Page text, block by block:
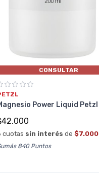
CONSULTAR
Power Liquid Petzl
cuotas sin interés de$7.000
840 Puntos